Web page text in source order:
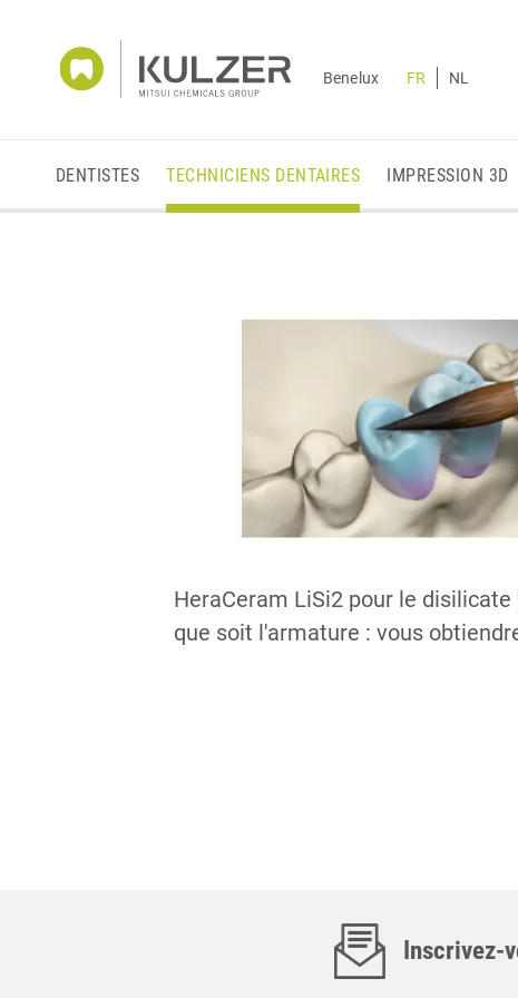
Benelux FR NL
DENTISTES TECHNICIENS DENTAIRES IMPRESSION 3D
HeraCeram LiSi2 pour le
que soit l'armature : vous
Inscrivez-